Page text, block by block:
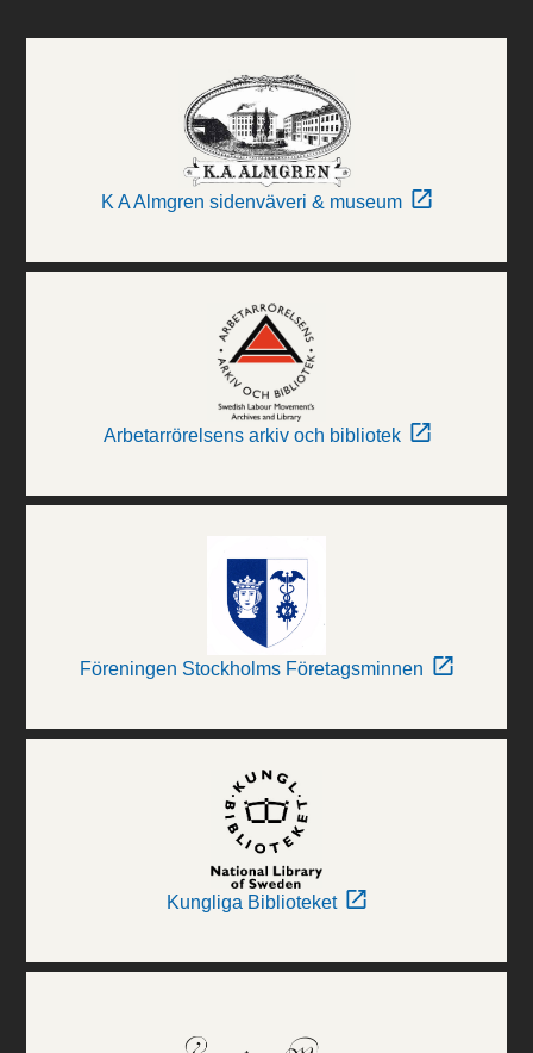
K A Almgren sidenväveri & museum
Arbetarrörelsens arkiv och bibliotek
Föreningen Stockholms Företagsminnen
Kungliga Biblioteket